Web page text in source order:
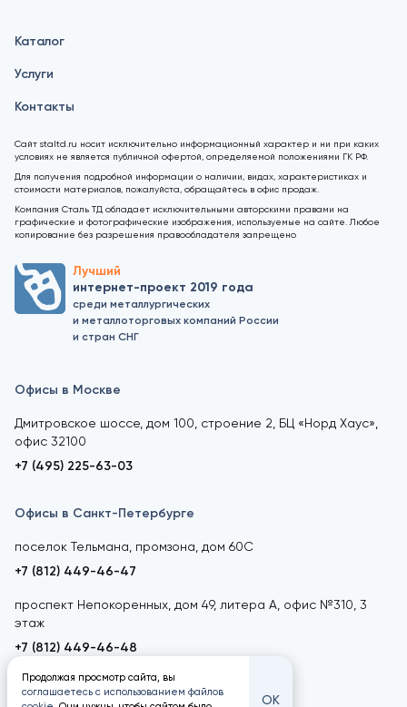
Каталог
Услуги
Контакты
Сайт staltd.ru носит исключительно информационный характер и ни при каких
условиях не является публичной офертой, определяемой положениями ГК РФ.
Для получения подробной информации о наличии, видах, характеристиках и
стоимости материалов, пожалуйста, обращайтесь в офис продаж.
Компания Сталь ТД обладает исключительными авторскими правами на
графические и фотографические изображения, используемые на сайте. Любое
копирование без разрешения правообладателя запрещено
Лучший
интернет-проект 2019 года
среди металлургических
и металлоторговых компаний России
и стран СНГ
Офисы в Москве
Дмитровское шоссе, дом 100, строение 2, БЦ «Норд Хаус»,
офис 32100
+7 (495) 225-63-03
Офисы в Санкт-Петербурге
поселок Тельмана, промзона, дом 60С
+7 (812) 449-46-47
проспект Непокоренных, дом 49, литера А, офис №310, 3
этаж
+7 (812) 449-46-48
Продолжая просмотр сайта, вы
соглашаетесь с использованием файлов
ОК